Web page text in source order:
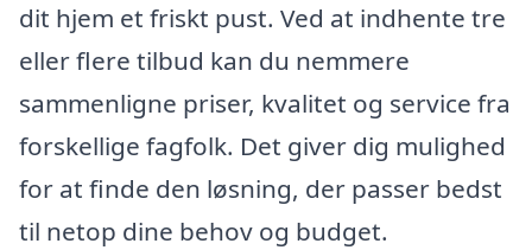
dit hjem et friskt pust. Ved at indhente tre
eller flere tilbud kan du nemmere
sammenligne priser, kvalitet og service fra
forskellige fagfolk. Det giver dig mulighed
for at finde den løsning, der passer bedst
til netop dine behov og budget.